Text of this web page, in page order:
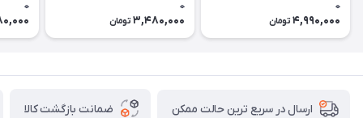
0
4,990,000 تومان
(prima the rio (vip
0
3,480,000 تومان
0
ارسال در سریع ترین حالت ممکن ضمانت بازگشت کالا